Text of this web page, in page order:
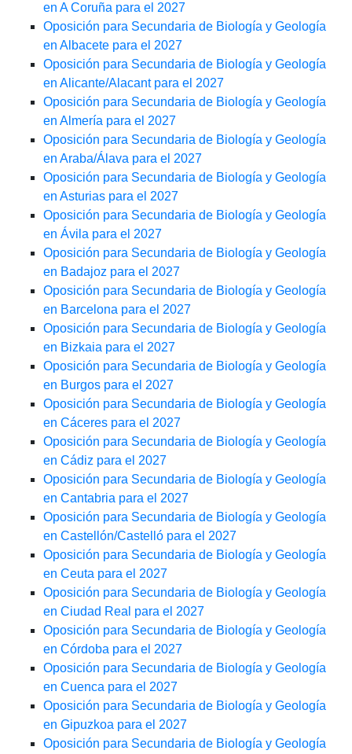
en A Coruña para el 2027
Oposición para Secundaria de Biología y Geología
en Albacete para el 2027
Oposición para Secundaria de Biología y Geología
en Alicante/Alacant para el 2027
Oposición para Secundaria de Biología y Geología
en Almería para el 2027
Oposición para Secundaria de Biología y Geología
en Araba/Álava para el 2027
Oposición para Secundaria de Biología y Geología
en Asturias para el 2027
Oposición para Secundaria de Biología y Geología
en Ávila para el 2027
Oposición para Secundaria de Biología y Geología
en Badajoz para el 2027
Oposición para Secundaria de Biología y Geología
en Barcelona para el 2027
Oposición para Secundaria de Biología y Geología
en Bizkaia para el 2027
Oposición para Secundaria de Biología y Geología
en Burgos para el 2027
Oposición para Secundaria de Biología y Geología
en Cáceres para el 2027
Oposición para Secundaria de Biología y Geología
en Cádiz para el 2027
Oposición para Secundaria de Biología y Geología
en Cantabria para el 2027
Oposición para Secundaria de Biología y Geología
en Castellón/Castelló para el 2027
Oposición para Secundaria de Biología y Geología
en Ceuta para el 2027
Oposición para Secundaria de Biología y Geología
en Ciudad Real para el 2027
Oposición para Secundaria de Biología y Geología
en Córdoba para el 2027
Oposición para Secundaria de Biología y Geología
en Cuenca para el 2027
Oposición para Secundaria de Biología y Geología
en Gipuzkoa para el 2027
Oposición para Secundaria de Biología y Geología